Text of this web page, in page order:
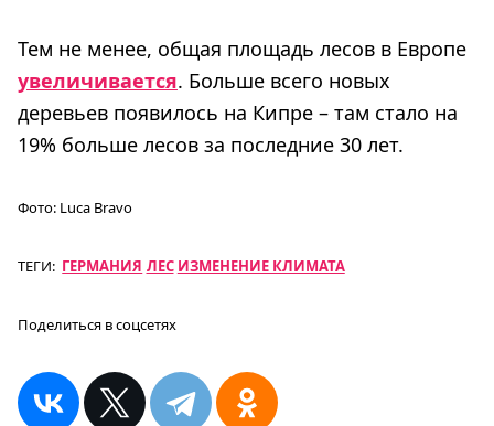
Тем не менее, общая площадь лесов в Европе
увеличивается. Больше всего новых
деревьев появилось на Кипре – там стало на
19% больше лесов за последние 30 лет.
Фото: Luca Bravo
ТЕГИ: ГЕРМАНИЯ ЛЕС ИЗМЕНЕНИЕ КЛИМАТА
Поделиться в соцсетях